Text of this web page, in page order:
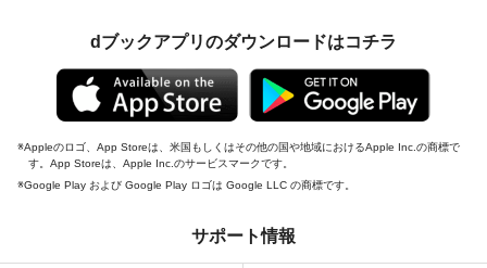
dブックアプリのダウンロードはコチラ
Appleのロゴ、App Storeは、米国もしくはその他の国や地域におけるApple Inc.の商標で
す。App Storeは、Apple Inc.のサービスマークです。
Google Play および Google Play ロゴは Google LLC の商標です。
サポート情報